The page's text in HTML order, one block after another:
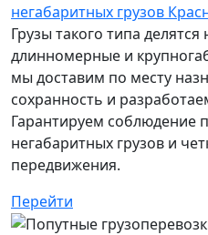
негабаритных грузов
Грузы такого типа
длинномерные и
мы доставим по месту
сохранность и
Гарантируем соблюдение
негабаритных грузов и
передвижения.
Перейти